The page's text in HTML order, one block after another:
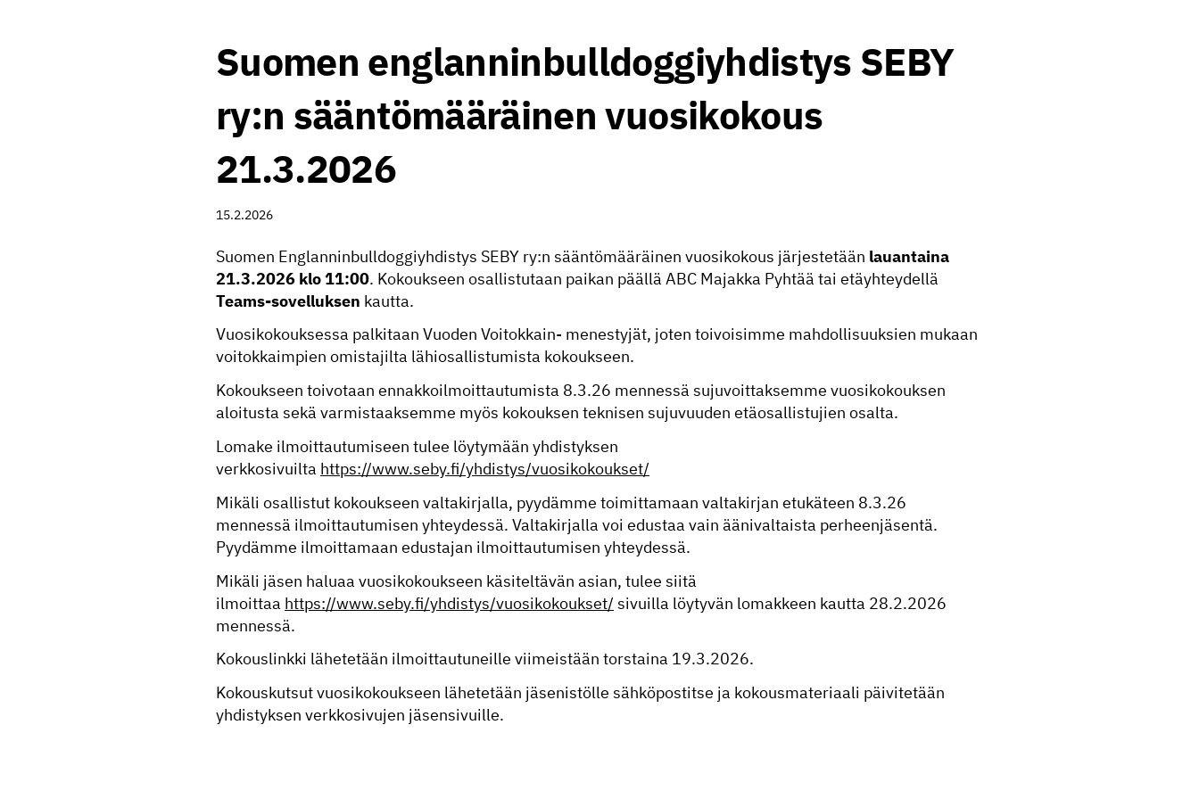
Suomen englanninbulldoggiyhdistys SEBY
ry:n sääntömääräinen vuosikokous
21.3.2026
15.2.2026
Suomen Englanninbulldoggiyhdistys SEBY ry:n sääntömääräinen vuosikokous järjestetään lauantaina
21.3.2026 klo 11:00. Kokoukseen osallistutaan paikan päällä ABC Majakka Pyhtää tai etäyhteydellä
Teams-sovelluksen kautta.
Vuosikokouksessa palkitaan Vuoden Voitokkain- menestyjät, joten toivoisimme mahdollisuuksien mukaan
voitokkaimpien omistajilta lähiosallistumista kokoukseen.
Kokoukseen toivotaan ennakkoilmoittautumista 8.3.26 mennessä sujuvoittaksemme vuosikokouksen
aloitusta sekä varmistaaksemme myös kokouksen teknisen sujuvuuden etäosallistujien osalta.
Lomake ilmoittautumiseen tulee löytymään yhdistyksen
verkkosivuilta https://www.seby.fi/yhdistys/vuosikokoukset/
Mikäli osallistut kokoukseen valtakirjalla, pyydämme toimittamaan valtakirjan etukäteen 8.3.26
mennessä ilmoittautumisen yhteydessä. Valtakirjalla voi edustaa vain äänivaltaista perheenjäsentä.
Pyydämme ilmoittamaan edustajan ilmoittautumisen yhteydessä.
Mikäli jäsen haluaa vuosikokoukseen käsiteltävän asian, tulee siitä
ilmoittaa https://www.seby.fi/yhdistys/vuosikokoukset/ sivuilla löytyvän lomakkeen kautta 28.2.2026
mennessä.
Kokouslinkki lähetetään ilmoittautuneille viimeistään torstaina 19.3.2026.
Kokouskutsut vuosikokoukseen lähetetään jäsenistölle sähköpostitse ja kokousmateriaali päivitetään
yhdistyksen verkkosivujen jäsensivuille.